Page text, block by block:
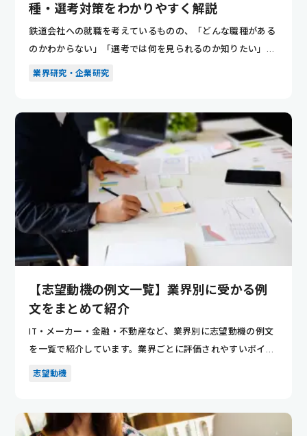
種・選考対策をわかりやすく解説
鉄道会社への就職を考えているものの、「どんな職種がある
のかわからない」「選考では何を見られるのか知りたい」と
悩んでいませ...
業界研究・企業研究
【志望動機の例文一覧】業界別に受かる例
文をまとめて紹介
IT・メーカー・金融・不動産など、業界別に志望動機の例文
を一覧で紹介しています。業界ごとに評価されやすいポイン
トが分かり...
志望動機